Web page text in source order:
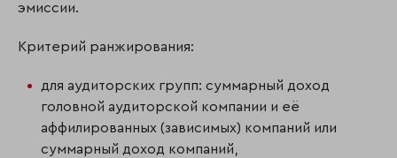
эмиссии.
Критерий ранжирования:
для аудиторских групп: суммарный доход
головной аудиторской компании и её
аффилированных (зависимых) компаний или
суммарный доход компаний,